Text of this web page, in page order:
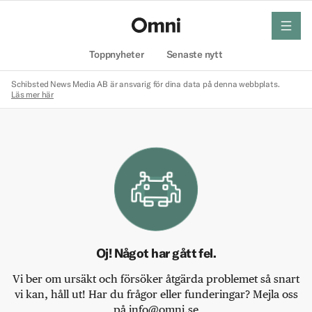
Toppnyheter Senaste nytt
meny
Schibsted News Media AB är ansvarig för dina data på denna webbplats.
Läs mer här
Oj! Något har gått fel.
Vi ber om ursäkt och försöker åtgärda problemet så snart
vi kan, håll ut! Har du frågor eller funderingar? Mejla oss